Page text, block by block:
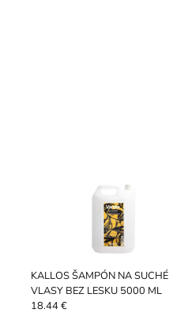
KALLOS ŠAMPÓN NA SUCHÉ
VLASY BEZ LESKU 5000 ML
18.44 €